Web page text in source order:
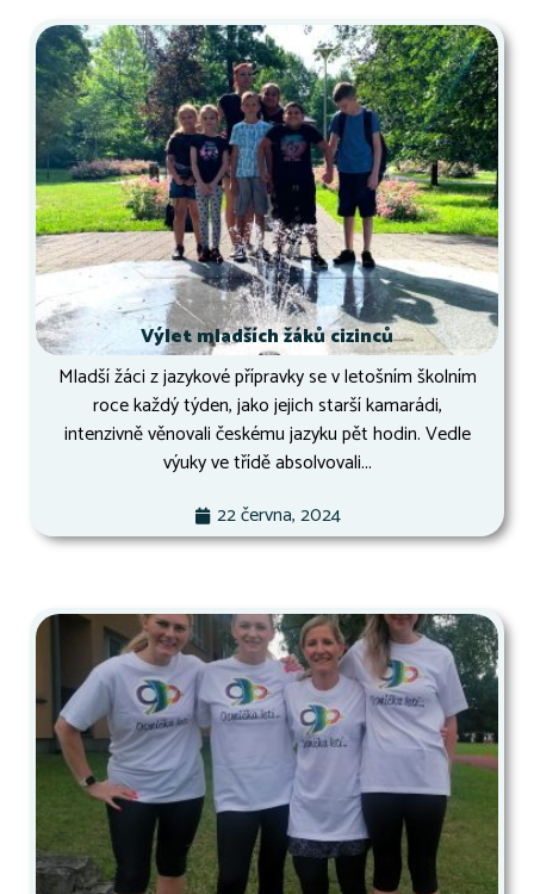
Výlet mladších žáků cizinců
Mladší žáci z jazykové přípravky se v letošním školním
roce každý týden, jako jejich starší kamarádi,
intenzivně věnovali českému jazyku pět hodin. Vedle
výuky ve třídě absolvovali...
22 června, 2024